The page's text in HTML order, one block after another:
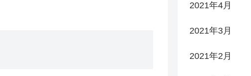
2021年4月
2021年3月
2021年2月